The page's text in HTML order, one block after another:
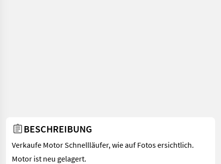
BESCHREIBUNG
Verkaufe Motor Schnellläufer, wie auf Fotos ersichtlich.
Motor ist neu gelagert.